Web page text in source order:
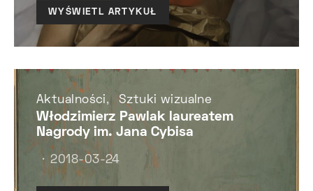
WYŚWIETL ARTYKUŁ
Aktualności Sztuki wizualne
Włodzimierz Pawlak laureatem
Nagrody im. Jana Cybisa
2018-03-24